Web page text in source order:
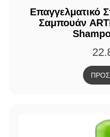
Επαγγελματικό
Σαμπουάν